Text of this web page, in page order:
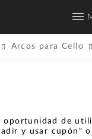
Arcos para Cello
oportunidad de
y usar cupón"